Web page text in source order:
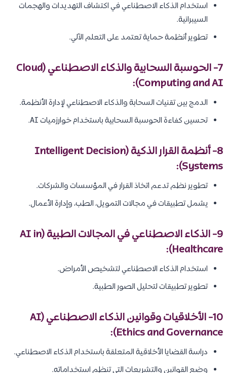
استخدام الذكاء الاصطناعي في اكتشاف التهديدات والهجمات
السيبرانية.
تطوير أنظمة حماية تعتمد على التعلم الآلي.
7- الحوسبة السحابية والذكاء الاصطناعي (Cloud
Computing and AI):
الدمج بين تقنيات السحابة والذكاء الاصطناعي لإدارة الأنظمة.
تحسين كفاءة الحوسبة السحابية باستخدام خوارزميات AI.
8-
أنظمة القرار الذكية (Intelligent Decision
Systems)
:
تطوير نظم تدعم اتخاذ القرار في المؤسسات والشركات.
يشمل تطبيقات في مجالات التمويل، الطب، وإدارة الأعمال.
9- الذكاء الاصطناعي في المجالات الطبية (AI in
Healthcare):
استخدام الذكاء الاصطناعي لتشخيص الأمراض.
تطوير تطبيقات لتحليل الصور الطبية.
10- الأخلاقيات وقوانين الذكاء الاصطناعي (AI
Ethics and Governance):
دراسة القضايا الأخلاقية المتعلقة باستخدام الذكاء الاصطناعي.
وضع القوانين والتشريعات التي تنظم استخداماته.